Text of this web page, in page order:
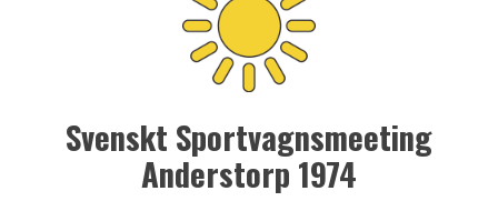
Svenskt Sportvagnsmeeting
Anderstorp 1974